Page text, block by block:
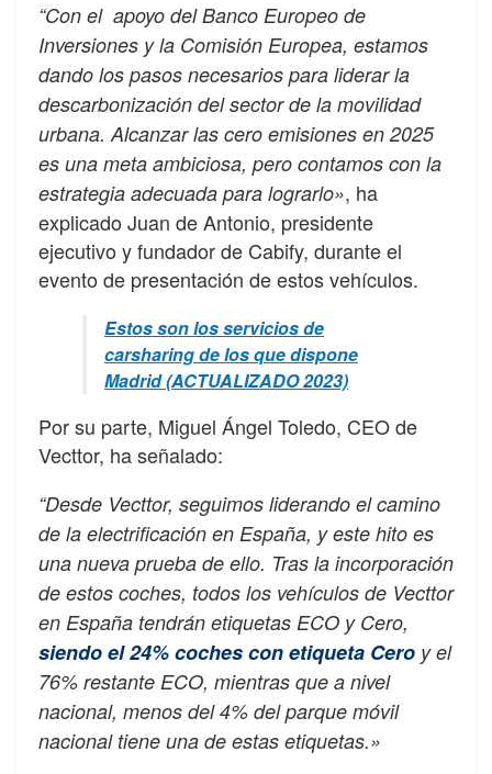
“Con el apoyo del Banco Europeo de
Inversiones y la Comisión Europea, estamos
dando los pasos necesarios para liderar la
descarbonización del sector de la movilidad
urbana. Alcanzar las cero emisiones en 2025
es una meta ambiciosa, pero contamos con la
estrategia adecuada para lograrlo», ha
explicado Juan de Antonio, presidente
ejecutivo y fundador de Cabify, durante el
evento de presentación de estos vehículos.
Estos son los servicios de
carsharing de los que dispone
Madrid (ACTUALIZADO 2023)
Por su parte, Miguel Ángel Toledo, CEO de
Vecttor, ha señalado:
“Desde Vecttor, seguimos liderando el camino
de la electrificación en España, y este hito es
una nueva prueba de ello. Tras la incorporación
de estos coches, todos los vehículos de Vecttor
en España tendrán etiquetas ECO y Cero,
siendo el 24% coches con etiqueta Cero y el
76% restante ECO, mientras que a nivel
nacional, menos del 4% del parque móvil
nacional tiene una de estas etiquetas.»